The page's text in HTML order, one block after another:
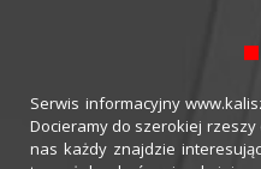
Serwis informacyjny
Docieramy do szerokiej
nas każdy znajdzie